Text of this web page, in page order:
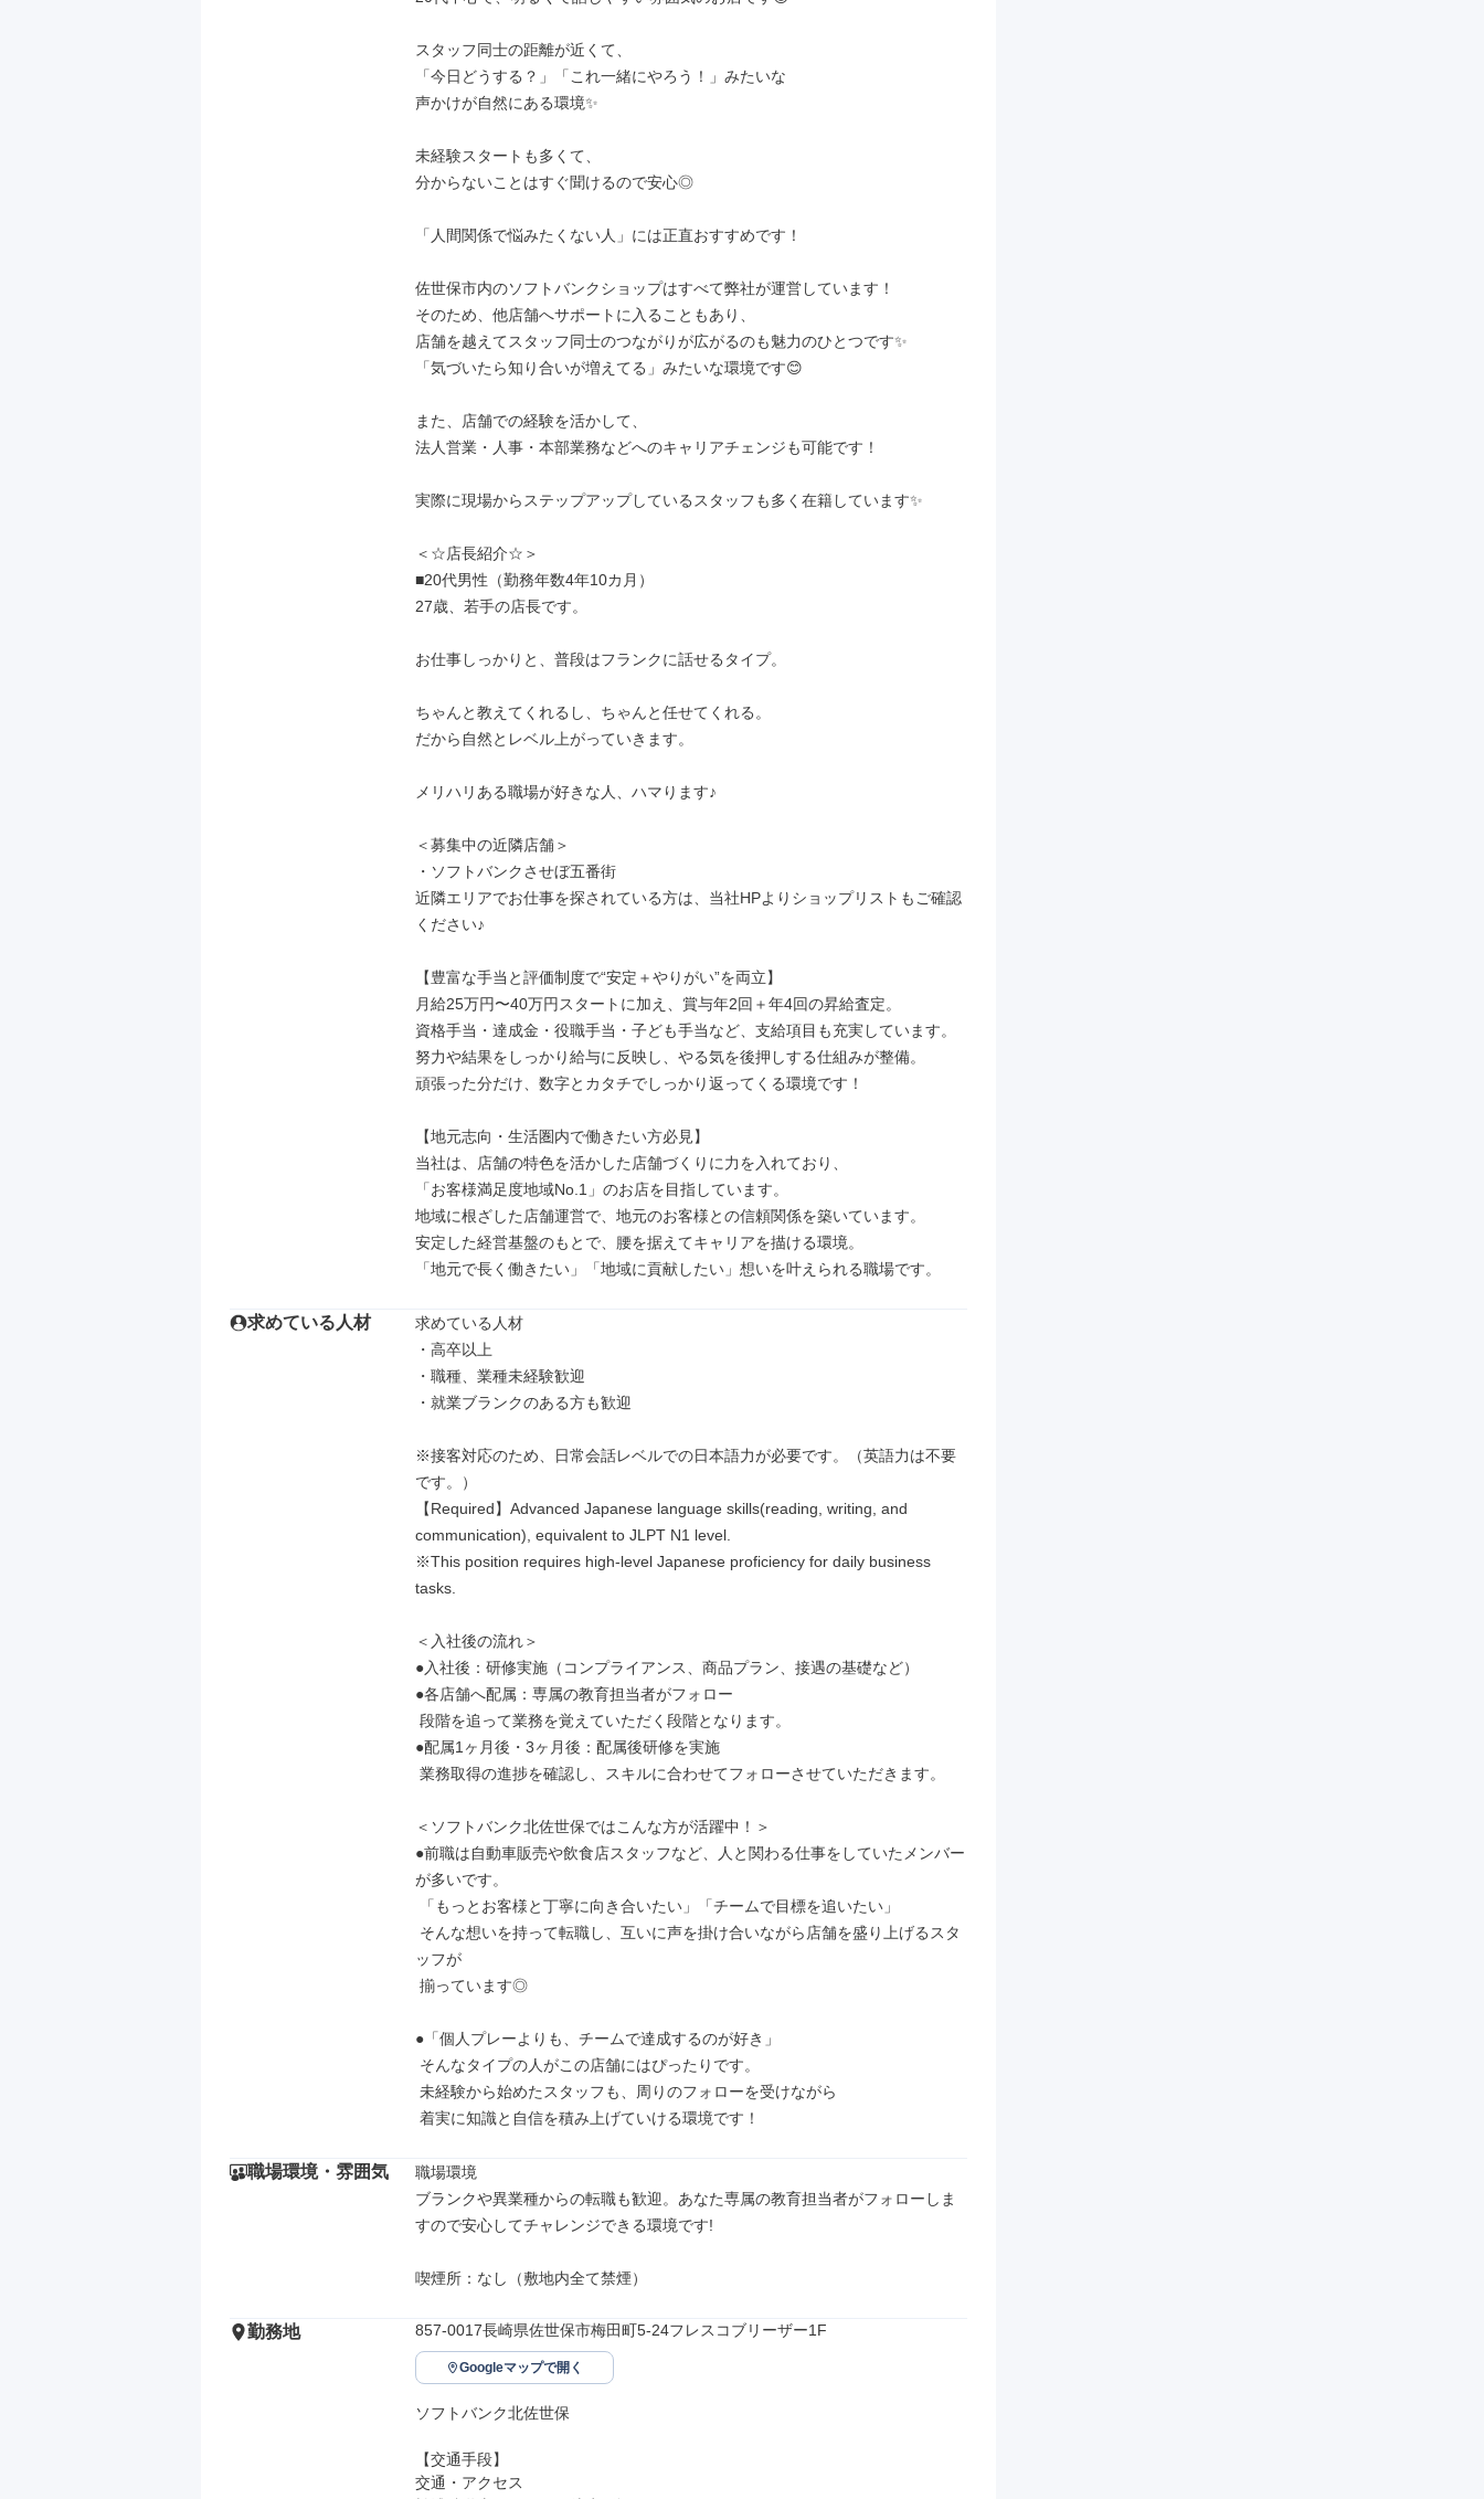
スタッフ同士の距離が近くて、
「今日どうする？」「これ一緒にやろう！」みたいな
声かけが自然にある環境✨
未経験スタートも多くて、
分からないことはすぐ聞けるので安心◎
「人間関係で悩みたくない人」には正直おすすめです！
佐世保市内のソフトバンクショップはすべて弊社が運営しています！
そのため、他店舗へサポートに入ることもあり、
店舗を越えてスタッフ同士のつながりが広がるのも魅力のひとつです✨
「気づいたら知り合いが増えてる」みたいな環境です😊
また、店舗での経験を活かして、
法人営業・人事・本部業務などへのキャリアチェンジも可能です！
実際に現場からステップアップしているスタッフも多く在籍しています✨
＜☆店長紹介☆＞
■20代男性（勤務年数4年10カ月）
27歳、若手の店長です。
お仕事しっかりと、普段はフランクに話せるタイプ。
ちゃんと教えてくれるし、ちゃんと任せてくれる。
だから自然とレベル上がっていきます。
メリハリある職場が好きな人、ハマります♪
＜募集中の近隣店舗＞
・ソフトバンクさせぼ五番街
近隣エリアでお仕事を探されている方は、当社HPよりショップリストもご確認
ください♪
【豊富な手当と評価制度で“安定＋やりがい”を両立】
月給25万円〜40万円スタートに加え、賞与年2回＋年4回の昇給査定。
資格手当・達成金・役職手当・子ども手当など、支給項目も充実しています。
努力や結果をしっかり給与に反映し、やる気を後押しする仕組みが整備。
頑張った分だけ、数字とカタチでしっかり返ってくる環境です！
【地元志向・生活圏内で働きたい方必見】
当社は、店舗の特色を活かした店舗づくりに力を入れており、
「お客様満足度地域No.1」のお店を目指しています。
地域に根ざした店舗運営で、地元のお客様との信頼関係を築いています。
安定した経営基盤のもとで、腰を据えてキャリアを描ける環境。
「地元で長く働きたい」「地域に貢献したい」想いを叶えられる職場です。
求めている人材
求めている人材
・高卒以上
・職種、業種未経験歓迎
・就業ブランクのある方も歓迎
※接客対応のため、日常会話レベルでの日本語力が必要です。（英語力は不要
です。）
【Required】Advanced Japanese language skills(reading, writing, and
communication), equivalent to JLPT N1 level.
※This position requires high-level Japanese proficiency for daily business
tasks.
＜入社後の流れ＞
●入社後：研修実施（コンプライアンス、商品プラン、接遇の基礎など）
●各店舗へ配属：専属の教育担当者がフォロー
●配属1ヶ月後・3ヶ月後：配属後研修を実施
＜ソフトバンク北佐世保ではこんな方が活躍中！＞
●前職は自動車販売や飲食店スタッフなど、人と関わる仕事をしていたメンバー
が多いです。
ッフが
●「個人プレーよりも、チームで達成するのが好き」
着実に知識と自信を積み上げていける環境です！
職場環境・雰囲気
職場環境
ブランクや異業種からの転職も歓迎。あなた専属の教育担当者がフォローしま
すので安心してチャレンジできる環境です!
喫煙所：なし（敷地内全て禁煙）
勤務地 857-0017長崎県佐世保市梅田町5-24フレスコブリーザー1F
Googleマップで開く
ソフトバンク北佐世保
【交通手段】
交通・アクセス